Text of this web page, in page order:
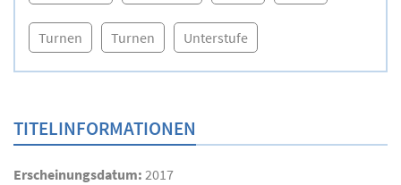
Turnen Turnen Unterstufe
TITELINFORMATIONEN
Erscheinungsdatum: 2017